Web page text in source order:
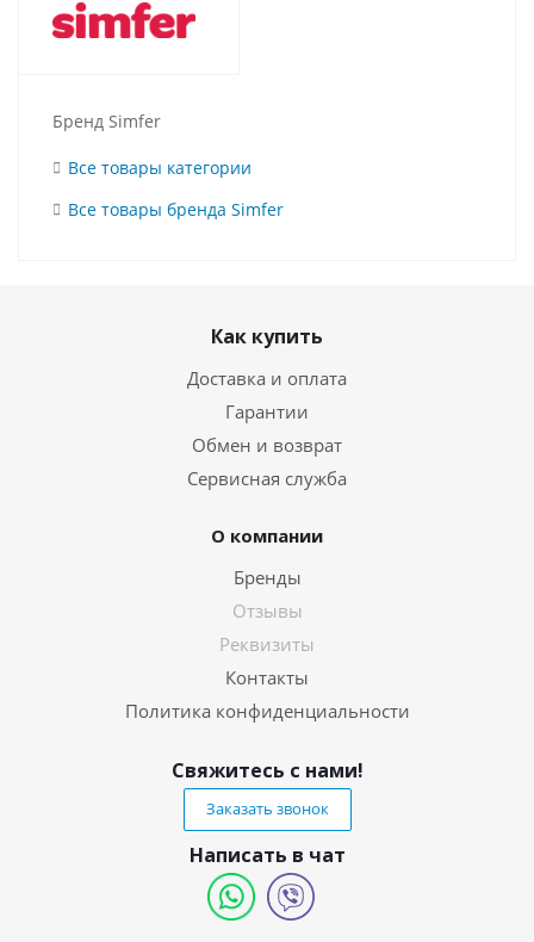
Бренд Simfer
Все товары категории
Все товары бренда Simfer
Как купить
Доставка и оплата
Гарантии
Обмен и возврат
Сервисная служба
О компании
Бренды
Отзывы
Реквизиты
Контакты
Политика конфиденциальности
Свяжитесь с нами!
Заказать звонок
Написать в чат